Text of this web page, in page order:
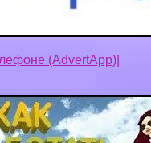
(AdvertApp)|